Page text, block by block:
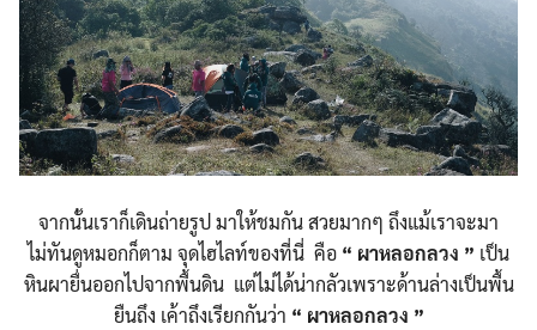
for:
จากนั้นเราก็เดินถ่ายรูป มาให้ชมกัน สวยมากๆ ถึงแม้เราจะมา
ไม่ทันดูหมอกก็ตาม จุดไฮไลท์ของที่นี่ คือ “ ผาหลอกลวง ” เป็น
หินผายื่นออกไปจากพื้นดิน แต่ไม่ได้น่ากลัวเพราะด้านล่างเป็นพื้น
ยืนถึง เค้าถึงเรียกกันว่า “ ผาหลอกลวง ”